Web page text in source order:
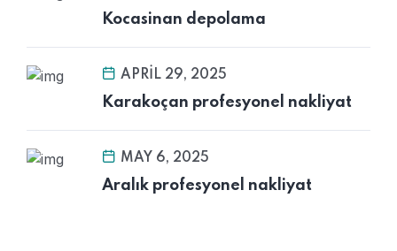
Kocasinan depolama
APRIL 29, 2025
Karakoçan profesyonel nakliyat
MAY 6, 2025
Aralık profesyonel nakliyat